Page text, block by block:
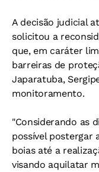
A decisão judicial
solicitou a
que, em caráter
barreiras de
Japaratuba,
monitoramento.
"Considerando as
possível postergar
boias até a
visando aquilatar